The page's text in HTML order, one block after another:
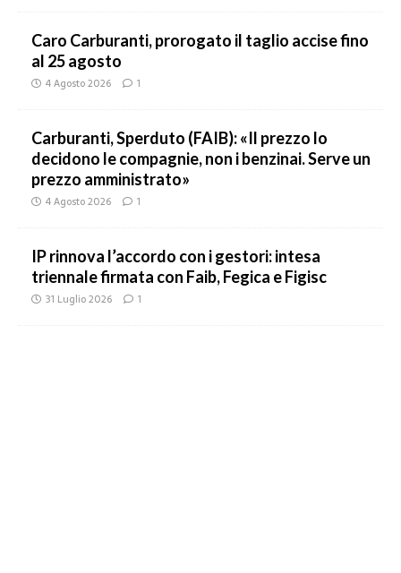
Caro Carburanti, prorogato il taglio accise fino
al 25 agosto
4 Agosto 2026 1
Carburanti, Sperduto (FAIB): «Il prezzo lo
decidono le compagnie, non i benzinai. Serve un
prezzo amministrato»
4 Agosto 2026 1
IP rinnova l’accordo con i gestori: intesa
triennale firmata con Faib, Fegica e Figisc
31 Luglio 2026 1